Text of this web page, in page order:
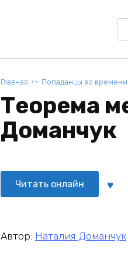
Главная Попаданцы во времени
Теорема
Доманчук
Читать онлайн
Автор: Наталия Доманчук